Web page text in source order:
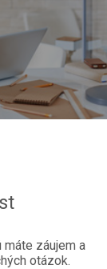
máte záujem a
otázok.